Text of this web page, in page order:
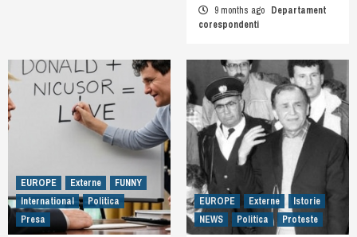
9 months ago Departament
corespondenti
EUROPE Externe
FUNNY
International
Politica
Presa
EUROPE Externe
Istorie
NEWS
Politica Proteste